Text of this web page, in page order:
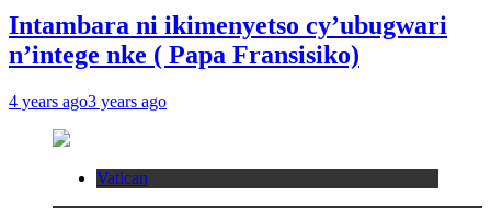
Intambara ni ikimenyetso cy’ubugwari
n’intege nke ( Papa Fransisiko)
4 years ago3 years ago
Vatican